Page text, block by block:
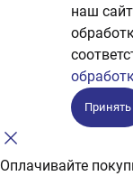
наш
Принять
Оплачивайте